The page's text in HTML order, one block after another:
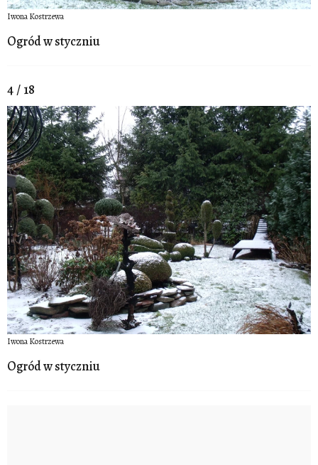
Iwona Kostrzewa
Ogród w styczniu
4 / 18
Iwona Kostrzewa
Ogród w styczniu